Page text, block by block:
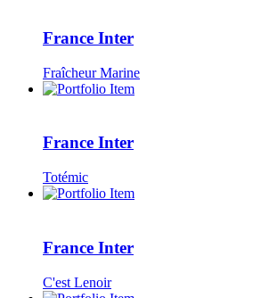
France Inter
Fraîcheur Marine
France Inter
Totémic
France Inter
C'est Lenoir